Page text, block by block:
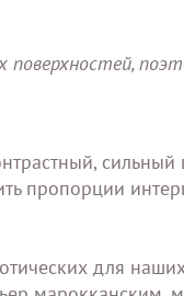
сильный
пропорции
для